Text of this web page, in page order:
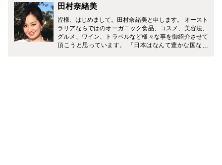
田村奈緒美
皆様、はじめまして。田村奈緒美と申します。 オースト
ラリアならではのオーガニック食品、コスメ、美容法、
グルメ、ワイン、トラベルなど様々な事を御紹介させて
頂こうと思っています。 「日本はなんて豊かな国なん